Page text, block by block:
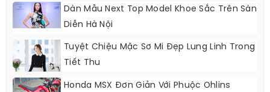
Dàn Mẫu Next Top Model Khoe Sắc Trên Sàn
Diễn Hà Nội
Tuyệt Chiệu Mặc Sơ Mi Đẹp Lung Linh Trong
Tiết Thu
Honda MSX Đơn Giản Với Phuộc Ohlins